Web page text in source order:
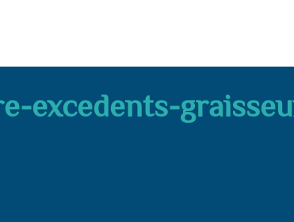
excedents-